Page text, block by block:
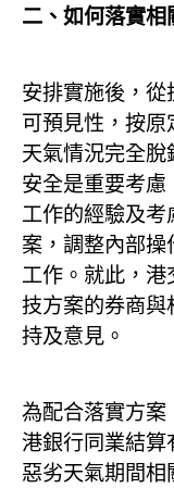
二、如何落實相
安排實施後，
可預見性，按
天氣情況完全
安全是重要考
工作的經驗及
案，調整內部
工作。就此，
技方案的券商與
持及意見。
為配合落實方案
港銀行同業結
惡劣天氣期間相